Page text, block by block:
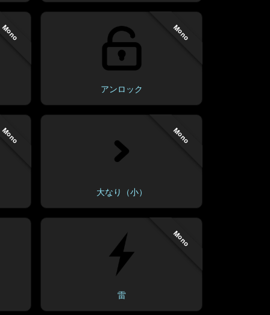
Mono Mono
アンロック
Mono Mono
大なり（小）
Mono
雷